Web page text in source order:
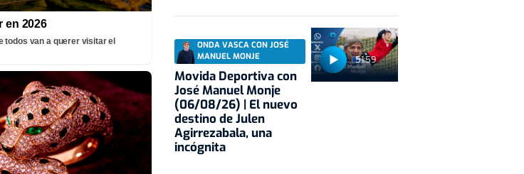
en 2026
todos van a querer visitar el
51:59
ONDA VASCA CON JOSÉ
MANUEL MONJE
Movida Deportiva con
José Manuel Monje
(06/08/26) | El nuevo
destino de Julen
Agirrezabala, una
incógnita